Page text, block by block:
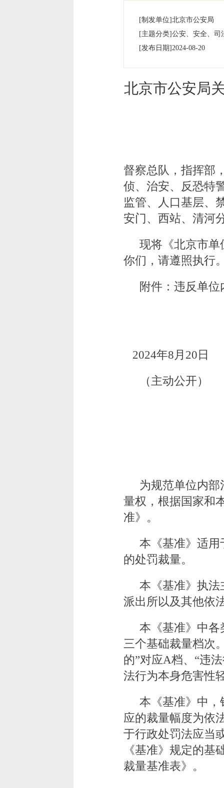
[制发单位]北京市公安局
[主题分类]公安、安全、司
[发布日期]2024-08-20
北京市公安局
督察总队，指挥部
侦、治安、反恐特
监管、人口基层、
安门、西站、清河
现将《北京市单
你们，请遵照执行
附件：违反单
2024年8月20日
（主动公开）
为规范单位内
量权，根据国家和
准》。
本《基准》适用
的处罚裁量。
本《基准》执法
派出所以及其他依
本《基准》中各
三个基础裁量档次
的”对应A档、“违
法行为本身危害性
本《基准》中，
应的裁量幅度为依
于行政处罚法应当
《基准》规定的基
裁量基准表》。